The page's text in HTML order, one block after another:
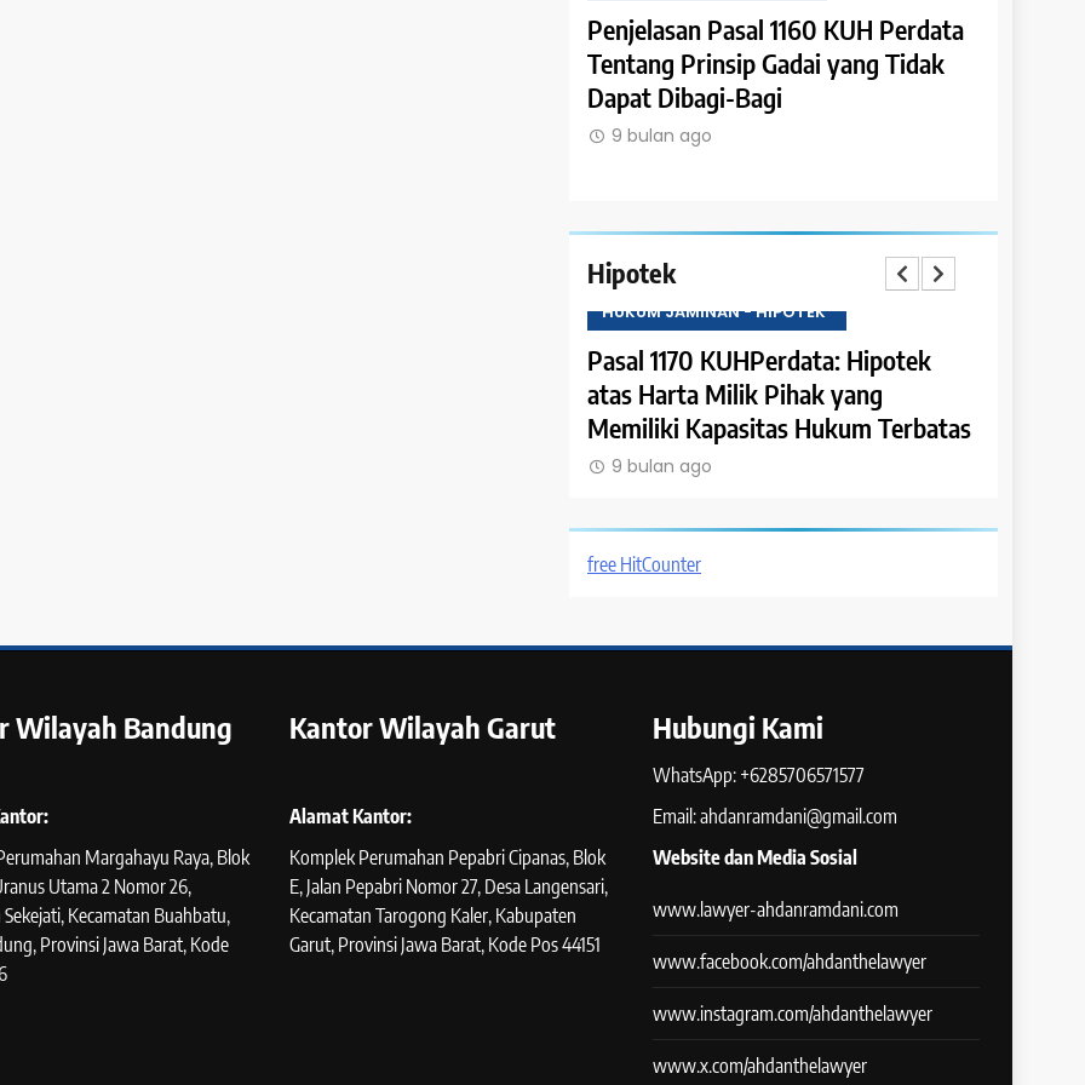
Penjelasan Pasal 1160 KUH Perdata
Tentang Prinsip Gadai yang Tidak
Penjelasan Pasal 1159 KUH Perdata
Tentang Hak Kreditur untuk
Menahan Barang Gadai hingga
Seluruh Utang Lunas
Hipotek
Pasal 1170 KUHPerdata: Hipotek
atas Harta Milik Pihak yang
Memiliki Kapasitas Hukum Terbatas
HUKUM JAMINAN - HIPOTEK
Pasal 1169 KUHPerdata: Batasan
Hipotek atas Hak Bersyarat
9 bulan ago
free HitCounter
Wilayah Bandung
Margahayu Raya, Blok
Utama 2 Nomor 26,
Kecamatan Buahbatu,
Provinsi Jawa Barat, Kode
Kantor Wilayah Garut
Alamat Kantor:
Komplek Perumahan Pepabri Cipanas, Blok
E, Jalan Pepabri Nomor 27, Desa Langensari,
Kecamatan Tarogong Kaler, Kabupaten
Garut, Provinsi Jawa Barat, Kode Pos 44151
Hubungi Kami
WhatsApp: +6285706571577
Email: ahdanramdani@gmail.com
Website dan Media Sosial
www.lawyer-ahdanramdani.com
www.facebook.com/ahdanthelawyer
www.instagram.com/ahdanthelawyer
www.x.com/ahdanthelawyer